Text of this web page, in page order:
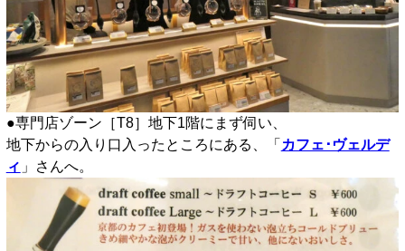
●専門店ゾーン［T8］地下1階にまず伺い、
地下からの入り口入ったところにある、「 カフェ･ヴェルデ
ィ 」さんへ。